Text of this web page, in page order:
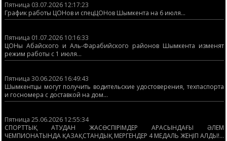
Пятница 03.07.2026 12:17:23
График работы ЦОНов и спецЦОНов Шымкента на 6 июля...
Пятница 01.07.2026 10:16:33
ЦОНы Абайского и Аль-Фарабийского районов Шымкента изменят
режим работы с 1 июля...
Пятница 30.06.2026 16:49:43
Шымкентцы могут получить водительские удостоверения, техпаспорта
и госномера с доставкой на дом...
Пятница 25.06.2026 12:55:34
СПОРТТЫҚ АТУДАН ЖАСӨСПІРІМДЕР АРАСЫНДАҒЫ ӘЛЕМ
ЧЕМПИОНАТЫНДА ҚАЗАҚСТАНДЫҚ МЕРГЕНДЕР 4 МЕДАЛЬ ЖЕҢІП АЛДЫ!...